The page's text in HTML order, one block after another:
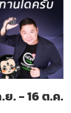
ย. - 16 ต.ค.